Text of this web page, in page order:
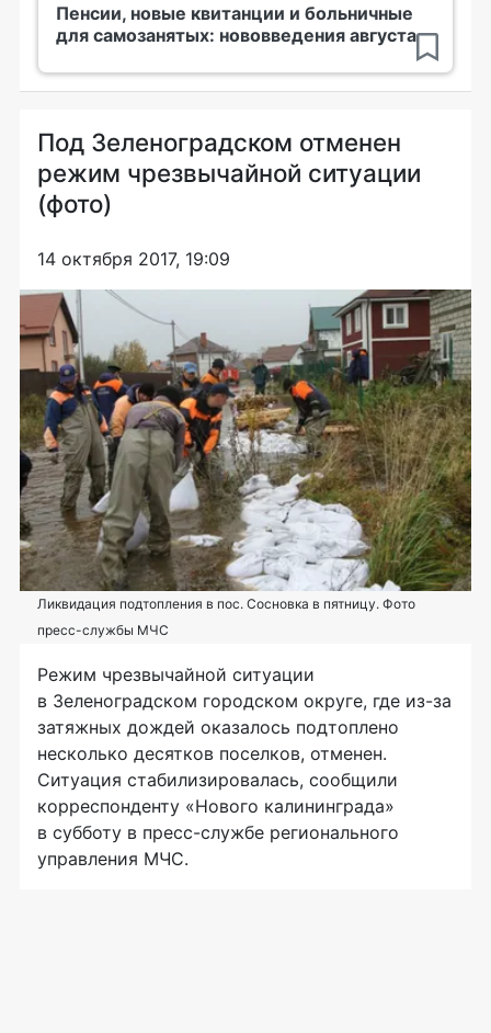
Пенсии, новые квитанции и больничные
для самозанятых: нововведения августа
Под Зеленоградском отменен
режим чрезвычайной ситуации
(фото)
14 октября 2017, 19:09
Ликвидация подтопления в пос. Сосновка в пятницу. Фото
пресс-службы МЧС
Режим чрезвычайной ситуации
в Зеленоградском городском округе, где из-за
затяжных дождей оказалось подтоплено
несколько десятков поселков, отменен.
Ситуация стабилизировалась, сообщили
корреспонденту «Нового калининграда»
в субботу в пресс-службе регионального
управления МЧС.